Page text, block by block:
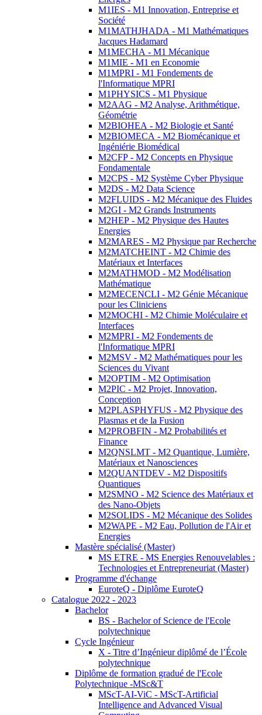
M1IES - M1 Innovation, Entreprise et
Société
M1MATHJHADA - M1 Mathématiques
Jacques Hadamard
M1MECHA - M1 Mécanique
M1MIE - M1 en Economie
M1MPRI - M1 Fondements de
l'Informatique MPRI
M1PHYSICS - M1 Physique
M2AAG - M2 Analyse, Arithmétique,
Géométrie
M2BIOHEA - M2 Biologie et Santé
M2BIOMECA - M2 Biomécanique et
Ingéniérie Biomédical
M2CFP - M2 Concepts en Physique
Fondamentale
M2CPS - M2 Système Cyber Physique
M2DS - M2 Data Science
M2FLUIDS - M2 Mécanique des Fluides
M2GI - M2 Grands Instruments
M2HEP - M2 Physique des Hautes
Energies
M2MARES - M2 Physique par Recherche
M2MATCHEINT - M2 Chimie des
Matériaux et Interfaces
M2MATHMOD - M2 Modélisation
Mathématique
M2MECENCLI - M2 Génie Mécanique
pour les Cliniciens
M2MOCHI - M2 Chimie Moléculaire et
Interfaces
M2MPRI - M2 Fondements de
l'Informatique MPRI
M2MSV - M2 Mathématiques pour les
Sciences du Vivant
M2OPTIM - M2 Optimisation
M2PIC - M2 Projet, Innovation,
Conception
M2PLASPHYFUS - M2 Physique des
Plasmas et de la Fusion
M2PROBFIN - M2 Probabilités et
Finance
M2QNSLMT - M2 Quantique, Lumière,
Matériaux et Nanosciences
M2QUANTDEV - M2 Dispositifs
Quantiques
M2SMNO - M2 Science des Matériaux et
des Nano-Objets
M2SOLIDS - M2 Mécanique des Solides
M2WAPE - M2 Eau, Pollution de l'Air et
Energies
Mastère spécialisé (Master)
MS ETRE - MS Energies Renouvelables :
Technologies et Entrepreneuriat (Master)
Programme d'échange
EuroteQ - Diplôme EuroteQ
Catalogue 2022 - 2023
Bachelor
BS - Bachelor of Science de l'Ecole
polytechnique
Cycle Ingénieur
X - Titre d’Ingénieur diplômé de l’École
polytechnique
Diplôme de formation gradué de l'Ecole
Polytechnique -MSc&T
MScT-AI-ViC - MScT-Artificial
Intelligence and Advanced Visual